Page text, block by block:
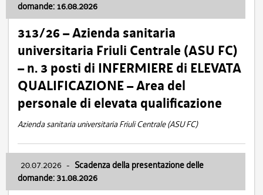
domande: 16.08.2026
313/26 – Azienda sanitaria
universitaria Friuli Centrale (ASU FC)
– n. 3 posti di INFERMIERE di ELEVATA
QUALIFICAZIONE – Area del
personale di elevata qualificazione
Azienda sanitaria universitaria Friuli Centrale (ASU FC)
20.07.2026 - Scadenza della presentazione delle
domande: 31.08.2026